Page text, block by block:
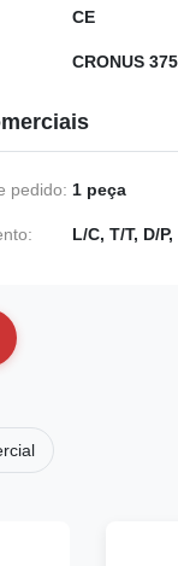
CE
CRONUS
pedido: 1 peça
L/C, T/T, D/